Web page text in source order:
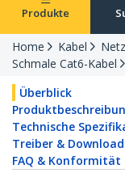
Produkte
Home Kabel
Schmale Cat6-Kabel
Überblick
Technische
Treiber &
FAQ & Konformität